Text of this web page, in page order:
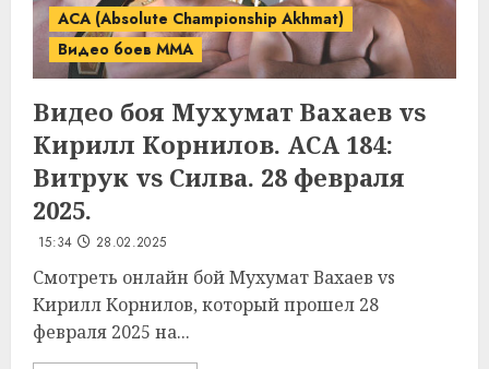
ACA (Absolute Championship Akhmat)
Видео боев MMA
Видео боя Мухумат Вахаев vs
Кирилл Корнилов. ACA 184:
Витрук vs Силва. 28 февраля
2025.
15:34 28.02.2025
Смотреть онлайн бой Мухумат Вахаев vs
Кирилл Корнилов, который прошел 28
февраля 2025 на...